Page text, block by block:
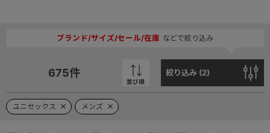
ブランド/サイズ/セール/在庫 などで絞り込み
675件
並び順
絞り込み (2)
ユニセックス メンズ